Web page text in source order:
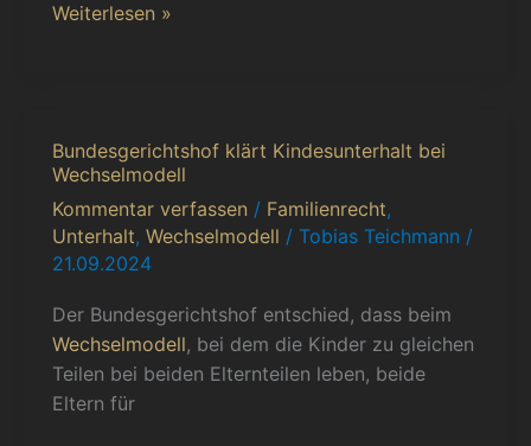
Weiterlesen »
Bundesgerichtshof klärt Kindesunterhalt bei
Wechselmodell
Kommentar verfassen / Familienrecht,
Unterhalt, Wechselmodell / Tobias Teichmann /
21.09.2024
Der Bundesgerichtshof entschied, dass beim
Wechselmodell, bei dem die Kinder zu gleichen
Teilen bei beiden Elternteilen leben, beide
Eltern für
Bundesgerichtshof
klärt
Kindesunterhalt
bei
Wechselmodell